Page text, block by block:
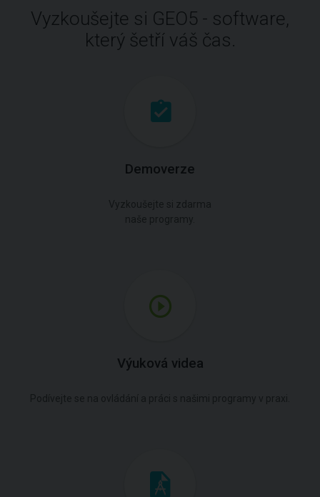
Vyzkoušejte si GEO5 - software,
který šetří váš čas.
Demoverze
Výuková videa